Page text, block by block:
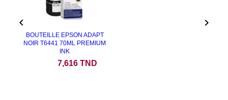
BOUTEILLE EPSON ADAPT
NOIR T6441 70ML PREMIUM
INK
7,616 TND
 